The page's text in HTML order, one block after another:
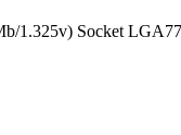
1.325v) Socket